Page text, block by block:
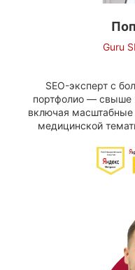
Guru
SEO-эксперт с
портфолио — свыше
включая
медицинской